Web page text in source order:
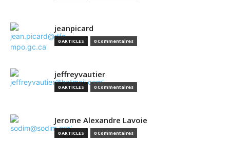
jeanpicard
0 ARTICLES 0 Commentaires
jeffreyvautier
0 ARTICLES 0 Commentaires
Jerome Alexandre Lavoie
0 ARTICLES 0 Commentaires